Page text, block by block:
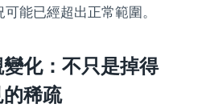
能已經超出正常範圍。
化：不只是掉得
稀疏